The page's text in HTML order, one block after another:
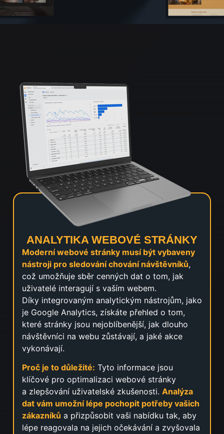
ANALYTIKA WEBOVÉ STRÁNKY
Moderní webové stránky musí být vybaveny
nástroji pro sledování chování návštěvníků,
což umožňuje sběr cenných dat o tom, jak
uživatelé interagují s vaším webem.
Díky integrovaným analytickým nástrojům, jako
je Google Analytics, získáte přehled o tom,
které stránky jsou nejoblíbenější, jak dlouho
návštěvníci na webu zůstávají, a jaké akce
vykonávají.
Proč je to důležité: Tyto informace jsou
klíčové pro optimalizaci webové stránky
a zlepšování uživatelské zkušenosti. Analýza
dat vám umožní lépe pochopit potřeby vašich
zákazníků a přizpůsobit vaši nabídku tak, aby
lépe reagovala na jejich očekávání a zvyšovala